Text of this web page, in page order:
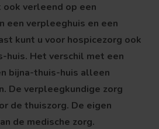
verleend op een
een verpleeghuis en een
kunt u voor hospicezorg ook
huis. Het verschil met een
bijna-thuis-huis alleen
De verpleegkundige zorg
de thuiszorg. De eigen
de medische zorg.